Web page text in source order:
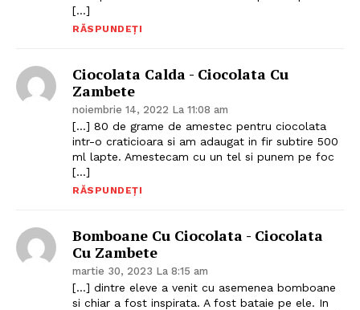
Politica de Confidențialitate
Despre mine
[…]
RĂSPUNDEȚI
Ciocolata Calda - Ciocolata Cu
Zambete
noiembrie 14, 2022 La 11:08 am
[…] 80 de grame de amestec pentru ciocolata
intr-o craticioara si am adaugat in fir subtire 500
ml lapte. Amestecam cu un tel si punem pe foc
[…]
RĂSPUNDEȚI
Bomboane Cu Ciocolata - Ciocolata
Cu Zambete
martie 30, 2023 La 8:15 am
[…] dintre eleve a venit cu asemenea bomboane
si chiar a fost inspirata. A fost bataie pe ele. In